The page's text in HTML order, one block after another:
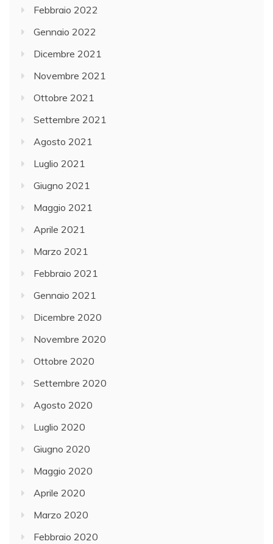
Febbraio 2022
Gennaio 2022
Dicembre 2021
Novembre 2021
Ottobre 2021
Settembre 2021
Agosto 2021
Luglio 2021
Giugno 2021
Maggio 2021
Aprile 2021
Marzo 2021
Febbraio 2021
Gennaio 2021
Dicembre 2020
Novembre 2020
Ottobre 2020
Settembre 2020
Agosto 2020
Luglio 2020
Giugno 2020
Maggio 2020
Aprile 2020
Marzo 2020
Febbraio 2020